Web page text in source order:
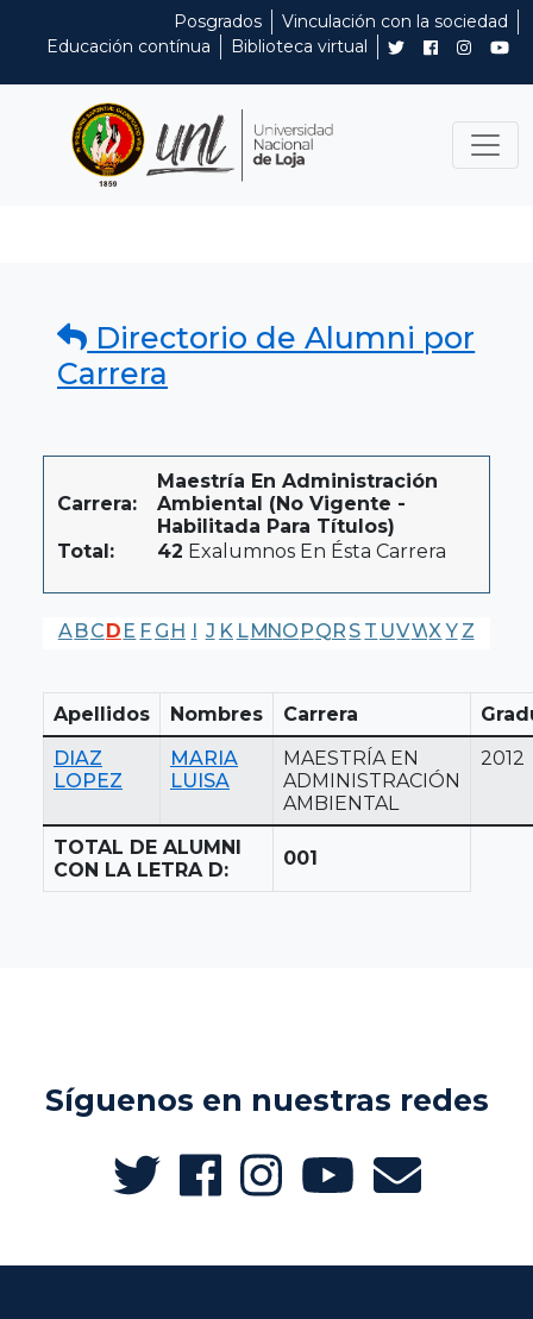
Posgrados
Vinculación con la sociedad
Educación contínua
Biblioteca virtual
Directorio de Alumni por
Carrera
Carrera:
Maestría En Administración
Ambiental (No Vigente -
Habilitada Para Títulos)
Total:
42 Exalumnos En Ésta Carrera
A BCD E F G H I J K LMNO PQR S T UVWX Y Z
Apellidos Nombres Carrera
DIAZ
LOPEZ
MARIA
LUISA
MAESTRÍA EN
ADMINISTRACIÓN
AMBIENTAL
2012
TOTAL DE ALUMNI
CON LA LETRA D:
001
Síguenos en nuestras redes